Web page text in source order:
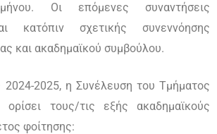
Οι επόμενες συναντήσεις
κατόπιν σχετικής συνεννόησης
και ακαδημαϊκού συμβούλου.
2024-2025, η Συνέλευση του Τμήματος
ορίσει τους/τις εξής ακαδημαϊκούς
φοίτησης: